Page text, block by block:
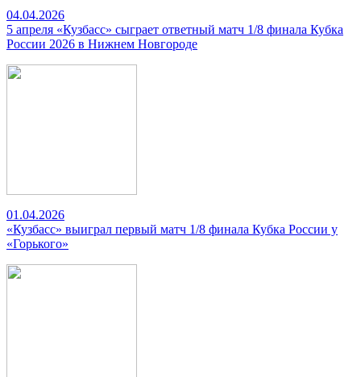
04.04.2026
5 апреля «Кузбасс» сыграет ответный матч 1/8 финала Кубка
России 2026 в Нижнем Новгороде
01.04.2026
«Кузбасс» выиграл первый матч 1/8 финала Кубка России у
«Горького»